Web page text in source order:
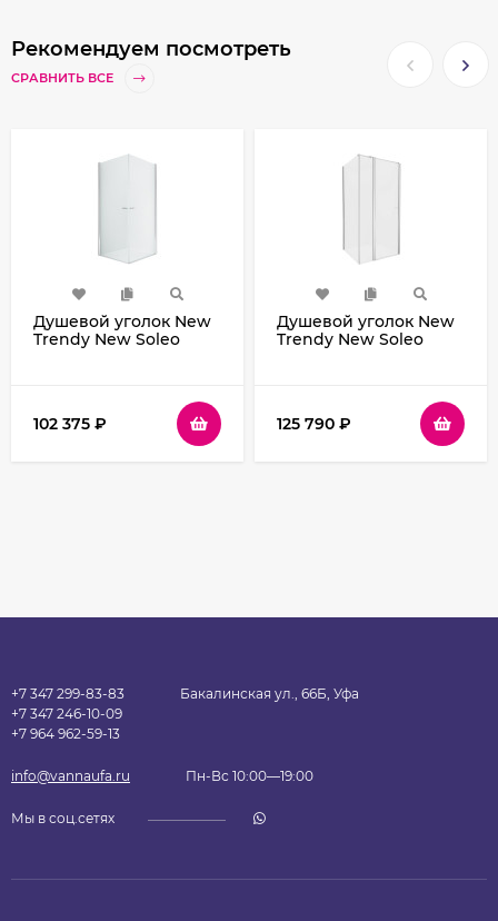
Рекомендуем посмотреть
СРАВНИТЬ ВСЕ
Душевой уголок New
Trendy New Soleo
102 375 ₽
Душевой уголок New
Trendy New Soleo
125 790 ₽
+7 347 299-83-83
+7 347 246-10-09
+7 964 962-59-13
Бакалинская ул., 66Б, Уфа
info@vannaufa.ru Пн-Вс 10:00—19:00
Мы в соц.сетях